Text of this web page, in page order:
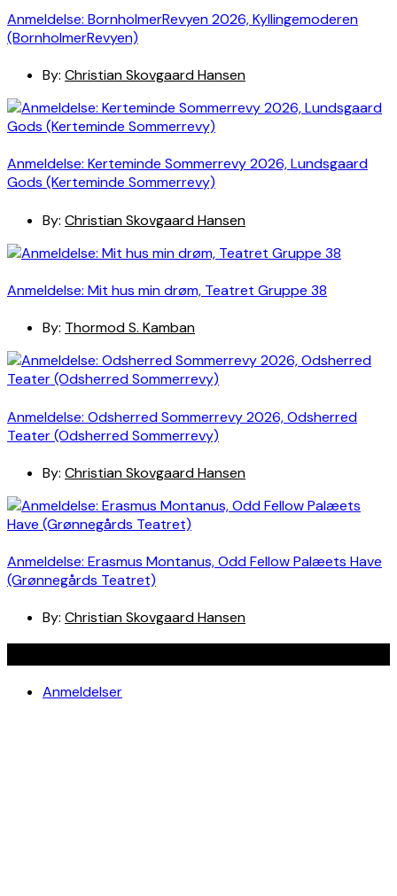
Anmeldelse: BornholmerRevyen 2026, Kyllingemoderen
(BornholmerRevyen)
By: Christian Skovgaard Hansen
Anmeldelse: Kerteminde Sommerrevy 2026, Lundsgaard
Gods (Kerteminde Sommerrevy)
By: Christian Skovgaard Hansen
Anmeldelse: Mit hus min drøm, Teatret Gruppe 38
By: Thormod S. Kamban
Anmeldelse: Odsherred Sommerrevy 2026, Odsherred
Teater (Odsherred Sommerrevy)
By: Christian Skovgaard Hansen
Anmeldelse: Erasmus Montanus, Odd Fellow Palæets Have
(Grønnegårds Teatret)
By: Christian Skovgaard Hansen
Anmeldelser